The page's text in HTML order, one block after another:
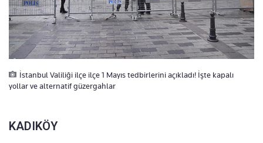
İstanbul Valiliği ilçe ilçe 1 Mayıs tedbirlerini açıkladı! İşte kapalı
yollar ve alternatif güzergahlar
KADIKÖY